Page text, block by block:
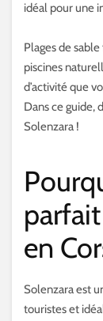
idéal pour une
Plages de
piscines
d’activité que
Dans ce guide,
Solenzara !
en
Solenzara est
touristes et